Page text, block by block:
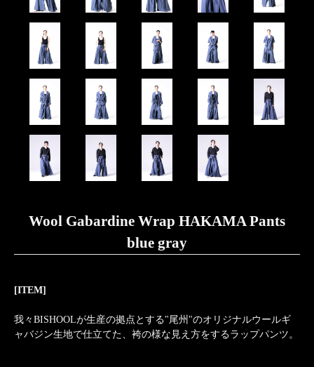
Wool Gabardine Wrap HAKAMA Pants
blue gray
[ITEM]
我々BISHOOLが生産の拠点とする"尾州"のオリジナルウールギ
ャバジン生地で仕立てた、袴の様な見え方をするラップパンツ。